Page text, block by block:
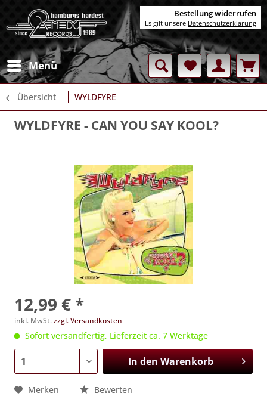
Menü
Übersicht WYLDFYRE
WYLDFYRE - CAN YOU SAY KOOL?
12,99 € *
inkl. MwSt.zzgl. Versandkosten
Sofort versandfertig, Lieferzeit ca. 7 Werktage
In denWarenkorb
Merken Bewerten
Bestellung widerrufen
Es gilt unsere Datenschutzerklärung